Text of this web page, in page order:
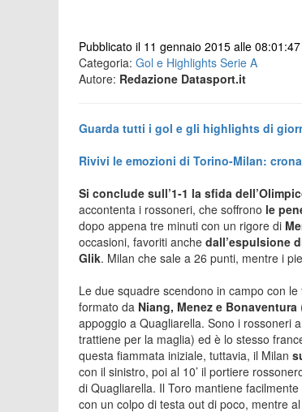
Pubblicato il 11 gennaio 2015 alle 08:01:47
Categoria: Gol e Highlights Serie A
Autore: Redazione Datasport.it
Guarda tutti i gol e gli highlights di
Rivivi le emozioni di Torino-Milan:
Si conclude sull’1-1 la sfida
accontenta i rossoneri, che soffrono le
dopo appena tre minuti con un rigore di
occasioni, favoriti anche dall’espulsione
Glik. Milan che sale a 26 punti, mentre i
Le due squadre scendono in campo con
formato da Niang, Menez e Bonaventura
appoggio a Quagliarella. Sono i rossoneri
trattiene per la maglia) ed è lo stesso
questa fiammata iniziale, tuttavia, il Milan
con il sinistro, poi al 10’ il portiere
di Quagliarella. Il Toro mantiene
con un colpo di testa out di poco, mentre